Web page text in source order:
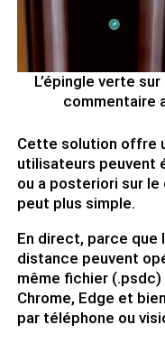
L’épingle verte
commentaire
Cette solution offre
utilisateurs peuvent
ou a posteriori sur le
peut plus simple.
En direct, parce que
distance peuvent
même fichier
Chrome, Edge et
par téléphone ou